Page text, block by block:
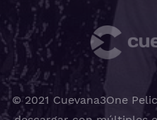
© 2021 Cuevana3One